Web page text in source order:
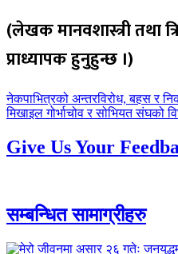
(लेखक मानवशास्त्री तथा
प्राध्यापक हुनुहुन्छ ।)
पछिल्लाे
-
नेकपाभित्रको अन्तरविरोध, बहस र
अघिल्लाे
मिखाइल गोर्भाचोव र सोभियत संघको
Give Us Your
सम्बन्धित सामाग्रीहरु